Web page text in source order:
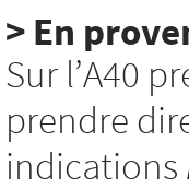
> En
Sur l’A40
prendre
indications